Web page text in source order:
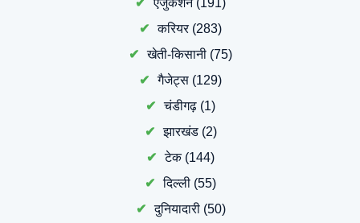
करियर(283)
खेती-किसानी (75)
गैजेट्स (129)
चंडीगढ़ (1)
झारखंड(2)
टेक(144)
दिल्ली (55)
दुनियादारी(50)